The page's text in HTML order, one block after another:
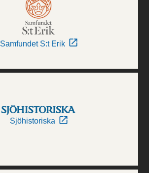
Samfundet S:t Erik
Sjöhistoriska